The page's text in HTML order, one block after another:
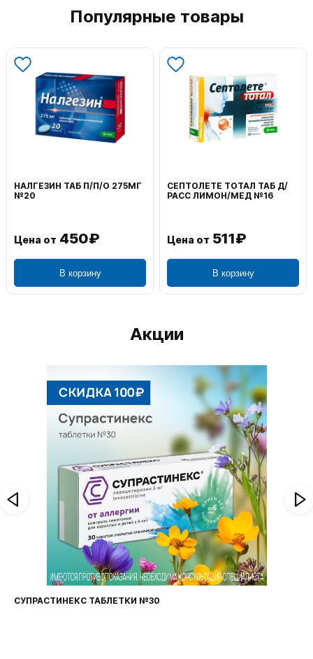
Популярные товары
НАЛГЕЗИН ТАБ П/П/О 275МГ
№20
Цена от 450₽
В корзину
СЕПТОЛЕТЕ ТОТАЛ ТАБ Д/
РАСС ЛИМОН/МЕД №16
Цена от 511₽
В корзину
Акции
СУПРАСТИНЕКС ТАБЛЕТКИ №30